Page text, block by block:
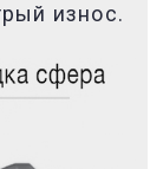
износ.